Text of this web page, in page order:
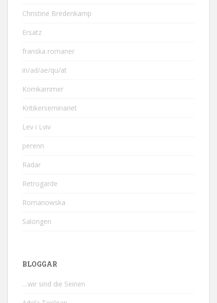
Christine Bredenkamp
Ersatz
franska romaner
in/ad/ae/qu/at
Kornkammer
Kritikerseminariet
Lev i Lviv
perenn
Radar
Retrogarde
Romanowska
Salongen
BLOGGAR
…wir sind die Seinen